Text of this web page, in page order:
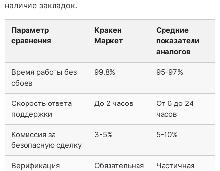
наличие закладок.
Параметр
сравнения
Кракен
Маркет
Средние
показатели
аналогов
Время работы без
сбоев
99.8% 95-97%
Скорость ответа
поддержки
До 2 часов
От 6 до 24
часов
Комиссия за
безопасную сделку
3-5% 5-10%
Верификация
Обязательная
Частичная